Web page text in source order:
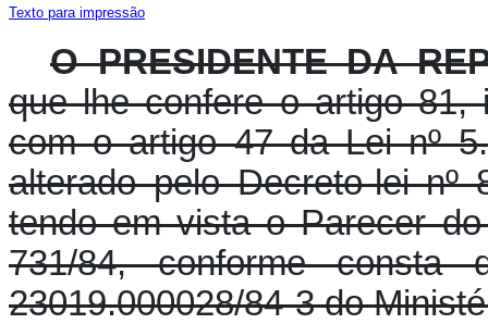
Texto para impressão
O PRESIDENTE DA
que lhe confere o artigo 81,
com o artigo 47 da Lei nº
alterado pelo Decreto-lei
tendo em vista o Parecer
731/84, conforme consta
23019.000028/84-3 do